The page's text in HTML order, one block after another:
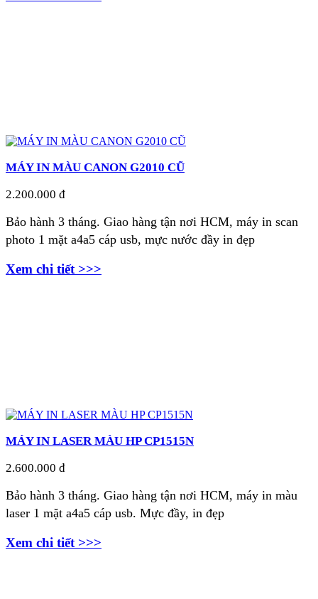
MÁY IN MÀU CANON G2010 CŨ
2.200.000 đ
Bảo hành 3 tháng. Giao hàng tận nơi HCM, máy in scan
photo 1 mặt a4a5 cáp usb, mực nước đầy in đẹp
Xem chi tiết >>>
MÁY IN LASER MÀU HP CP1515N
2.600.000 đ
Bảo hành 3 tháng. Giao hàng tận nơi HCM, máy in màu
laser 1 mặt a4a5 cáp usb. Mực đầy, in đẹp
Xem chi tiết >>>